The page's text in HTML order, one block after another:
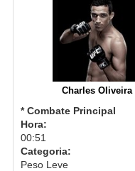
Charles Oliveira
* Combate Principal
Hora:
00:51
Categoria:
Peso Leve